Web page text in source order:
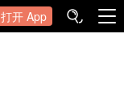
打开 App